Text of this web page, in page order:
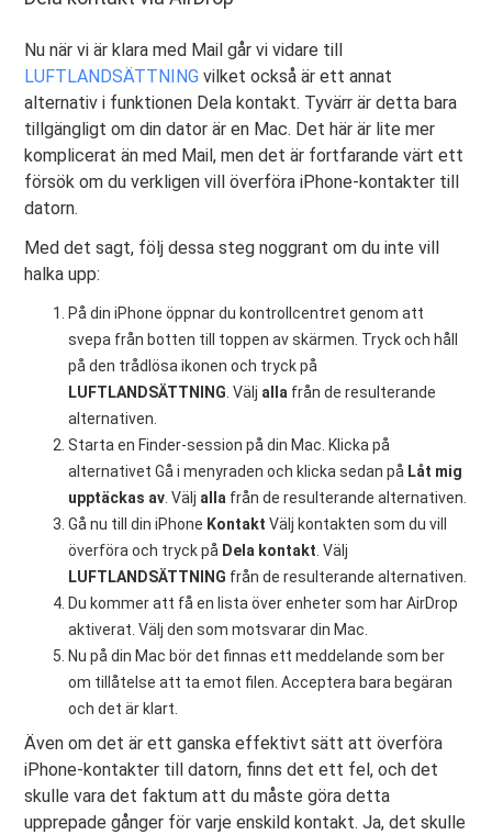
Nu när vi är klara med Mail går vi vidare till
LUFTLANDSÄTTNING vilket också är ett annat
alternativ i funktionen Dela kontakt. Tyvärr är detta bara
tillgängligt om din dator är en Mac. Det här är lite mer
komplicerat än med Mail, men det är fortfarande värt ett
försök om du verkligen vill överföra iPhone-kontakter till
datorn.
Med det sagt, följ dessa steg noggrant om du inte vill
halka upp:
På din iPhone öppnar du kontrollcentret genom att
svepa från botten till toppen av skärmen. Tryck och håll
på den trådlösa ikonen och tryck på
LUFTLANDSÄTTNING . Välj alla från de resulterande
alternativen.
Starta en Finder-session på din Mac. Klicka på
alternativet Gå i menyraden och klicka sedan på Låt mig
upptäckas av . Välj alla från de resulterande alternativen.
Gå nu till din iPhone Kontakt Välj kontakten som du vill
överföra och tryck på Dela kontakt . Välj
LUFTLANDSÄTTNING från de resulterande alternativen.
Du kommer att få en lista över enheter som har AirDrop
aktiverat. Välj den som motsvarar din Mac.
Nu på din Mac bör det finnas ett meddelande som ber
om tillåtelse att ta emot filen. Acceptera bara begäran
och det är klart.
Även om det är ett ganska effektivt sätt att överföra
iPhone-kontakter till datorn, finns det ett fel, och det
skulle vara det faktum att du måste göra detta
upprepade gånger för varje enskild kontakt. Ja, det skulle